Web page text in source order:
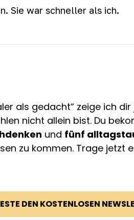
Sie war schneller als ich.
als gedacht“ zeige ich dir
nicht allein bist. Du
und fünf
zu kommen. Trage jetzt
DEN KOSTENLOSEN